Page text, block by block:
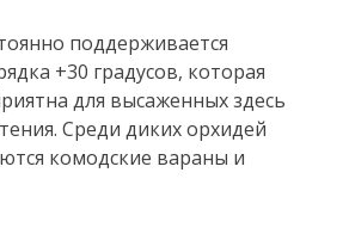
поддерживается
+30 градусов, которая
для высаженных здесь
Среди диких орхидей
комодские вараны и